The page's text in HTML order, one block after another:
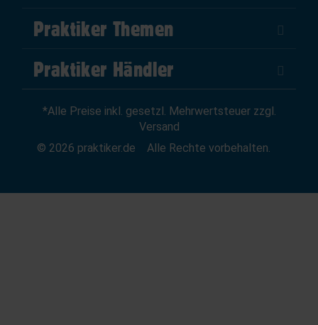
Über Uns
Impressum
AGB
Widerrufsrecht
Praktiker Themen
DIY Helden
Marktplatz
News
Praktiker Händler
Zum Händler-Login
Affiliate Partnerprogramm
*Alle Preise inkl. gesetzl. Mehrwertsteuer zzgl.
Versand
© 2026 praktiker.de
Alle Rechte vorbehalten.